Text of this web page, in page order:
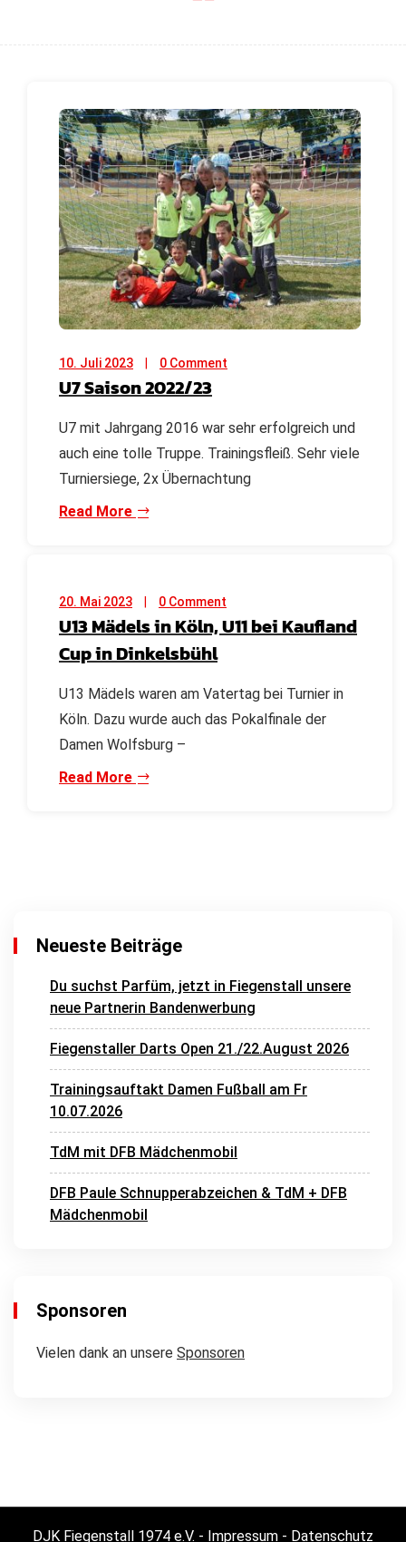
10. Juli 2023 0 Comment
U7 Saison 2022/23
U7 mit Jahrgang 2016 war sehr erfolgreich und
auch eine tolle Truppe. Trainingsfleiß. Sehr viele
Turniersiege, 2x Übernachtung
Read More
20. Mai 2023 0 Comment
U13 Mädels in Köln, U11 bei Kaufland
Cup in Dinkelsbühl
U13 Mädels waren am Vatertag bei Turnier in
Köln. Dazu wurde auch das Pokalfinale der
Damen Wolfsburg –
Read More
Neueste Beiträge
Du suchst Parfüm, jetzt in Fiegenstall unsere
neue Partnerin Bandenwerbung
Fiegenstaller Darts Open 21./22.August 2026
Trainingsauftakt Damen Fußball am Fr
10.07.2026
TdM mit DFB Mädchenmobil
DFB Paule Schnupperabzeichen & TdM + DFB
Mädchenmobil
Sponsoren
Vielen dank an unsere Sponsoren
DJK Fiegenstall 1974 e.V. - Impressum - Datenschutz